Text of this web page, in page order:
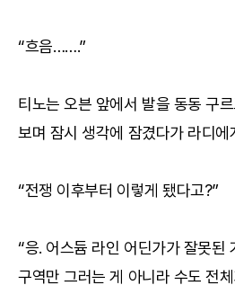
“흐음…….”
티노는 오븐 앞에서 발을 동동 구
보며 잠시 생각에 잠겼다가 라디에
“전쟁 이후부터 이렇게 됐다고?”
“응. 어스듐 라인 어딘가가 잘못된
구역만 그러는 게 아니라 수도 전